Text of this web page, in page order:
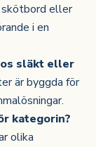
eller
i en
släkt eller
är byggda för
kategorin?
olika